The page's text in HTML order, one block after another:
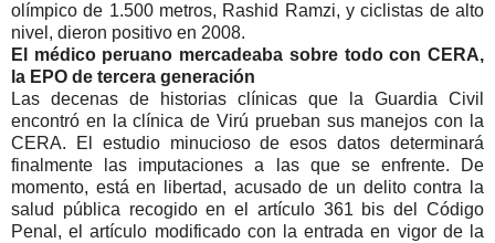
olímpico de 1.500 metros, Rashid Ramzi, y ciclistas de alto
nivel, dieron positivo en 2008.
El médico peruano mercadeaba sobre todo con CERA,
la EPO de tercera generación
Las decenas de historias clínicas que la Guardia Civil
encontró en la clínica de Virú prueban sus manejos con la
CERA. El estudio minucioso de esos datos determinará
finalmente las imputaciones a las que se enfrente. De
momento, está en libertad, acusado de un delito contra la
salud pública recogido en el artículo 361 bis del Código
Penal, el artículo modificado con la entrada en vigor de la